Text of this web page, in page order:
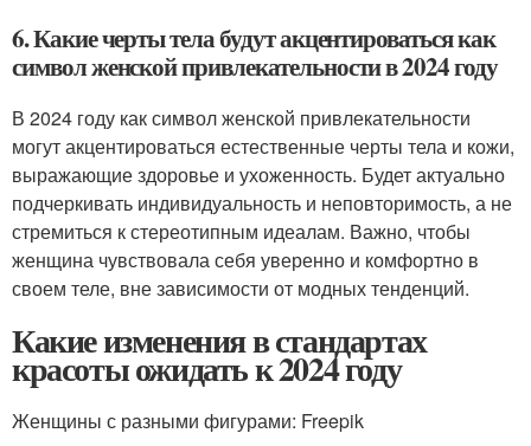
6. Какие черты тела будут акцентироваться как
символ женской привлекательности в 2024 году
В 2024 году как символ женской привлекательности
могут акцентироваться естественные черты тела и кожи,
выражающие здоровье и ухоженность. Будет актуально
подчеркивать индивидуальность и неповторимость, а не
стремиться к стереотипным идеалам. Важно, чтобы
женщина чувствовала себя уверенно и комфортно в
своем теле, вне зависимости от модных тенденций.
Какие изменения в стандартах
красоты ожидать к 2024 году
Женщины с разными фигурами: Freepik